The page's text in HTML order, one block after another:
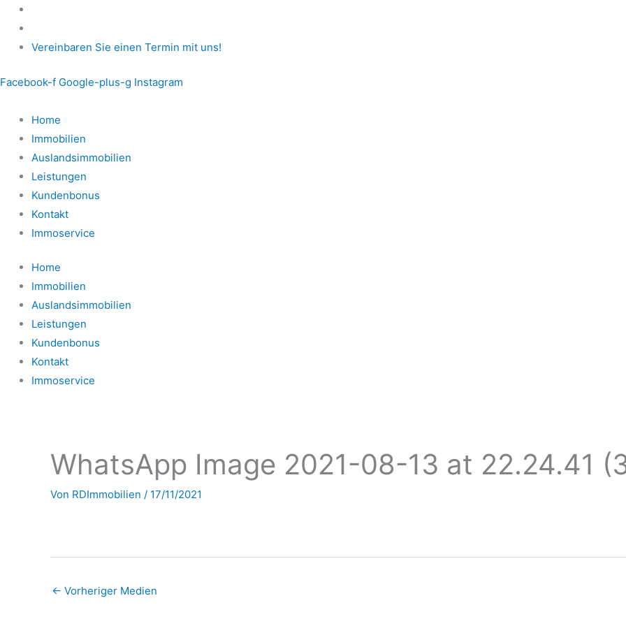
Zum
Inhalt
springenVereinbaren Sie einen Termin mit uns!
Facebook-f Google-plus-g Instagram
Home
Immobilien
Auslandsimmobilien
Leistungen
Kundenbonus
Kontakt
Immoservice
Home
Immobilien
Auslandsimmobilien
Leistungen
Kundenbonus
Kontakt
Immoservice
WhatsApp Image 2021-08-13 at 22.24.41
Von RDImmobilien / 17/11/2021
← Vorheriger Medien